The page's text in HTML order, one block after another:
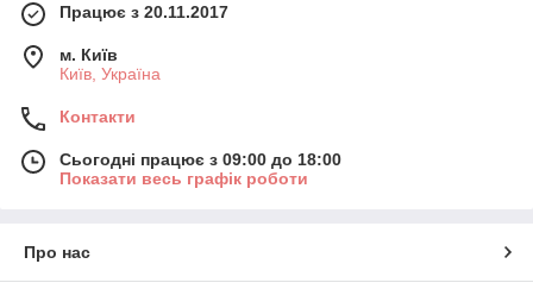
Працює з 20.11.2017
м. Київ
Київ, Україна
Контакти
Сьогодні працює з 09:00 до 18:00
Показати весь графік роботи
Про нас